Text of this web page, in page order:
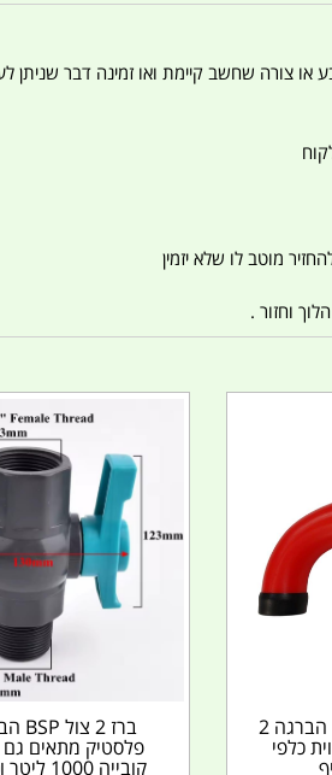
או צורה שחשב קיימת ואו זמינה דבר
מוטב לו שלא יזמין
וחזור .
משפך למיכל קוביה IBC הברגה 2
כלפי
קובייה 1000 ליטר וכל מטרה...